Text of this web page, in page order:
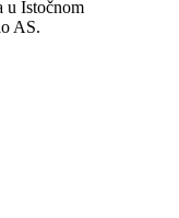
u Istočnom
AS.